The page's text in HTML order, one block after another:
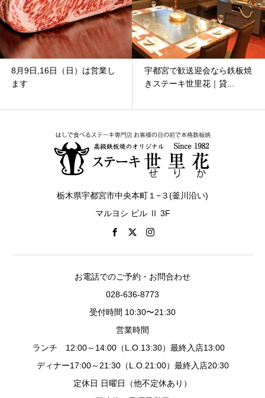
8月9日,16日（日）は営業し
ます
宇都宮で歓送迎会なら鉄板焼
きステーキ世里花｜貸...
栃木県宇都宮市中央本町１−３(釜川沿い)
マルヨシ ビル Ⅱ 3F
お電話でのご予約・お問合わせ
028-636-8773
受付時間 10:30〜21:30
営業時間
ランチ 12:00～14:00（L.O.13:30）最終入店13:00
ディナー17:00～21:30（L.O.21:00）最終入店20:30
定休日 日曜日（他不定休あり）